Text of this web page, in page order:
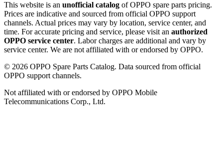
This website is an unofficial catalog of OPPO spare parts pricing.
Prices are indicative and sourced from official OPPO support
channels. Actual prices may vary by location, service center, and
time. For accurate pricing and service, please visit an authorized
OPPO service center. Labor charges are additional and vary by
service center. We are not affiliated with or endorsed by OPPO.
© 2026 OPPO Spare Parts Catalog. Data sourced from official
OPPO support channels.
Not affiliated with or endorsed by OPPO Mobile
Telecommunications Corp., Ltd.